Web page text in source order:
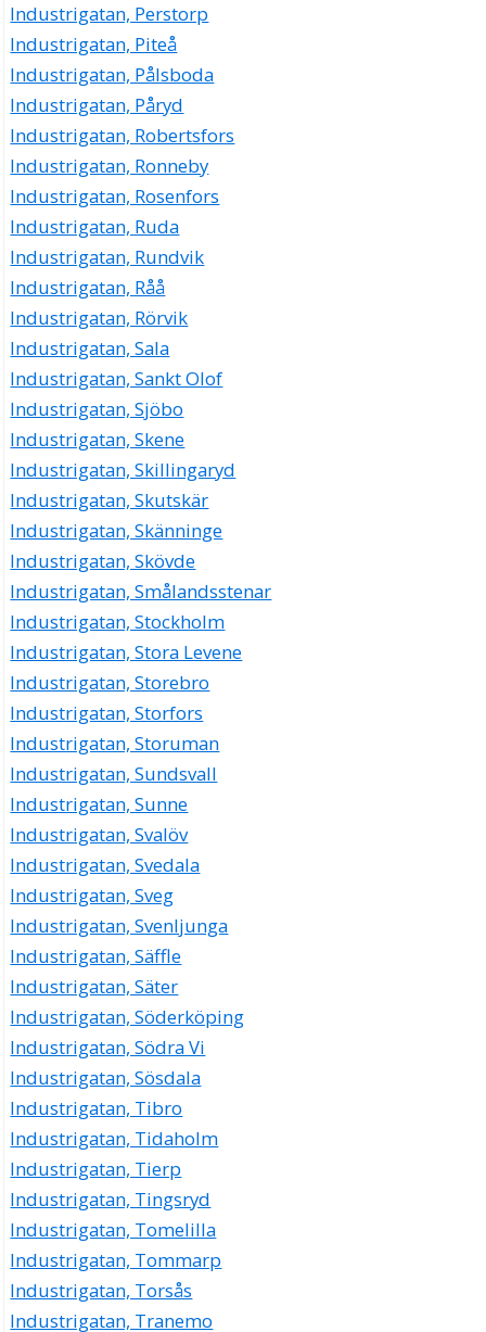
Industrigatan, Perstorp
Industrigatan, Piteå
Industrigatan, Pålsboda
Industrigatan, Påryd
Industrigatan, Robertsfors
Industrigatan, Ronneby
Industrigatan, Rosenfors
Industrigatan, Ruda
Industrigatan, Rundvik
Industrigatan, Råå
Industrigatan, Rörvik
Industrigatan, Sala
Industrigatan, Sankt Olof
Industrigatan, Sjöbo
Industrigatan, Skene
Industrigatan, Skillingaryd
Industrigatan, Skutskär
Industrigatan, Skänninge
Industrigatan, Skövde
Industrigatan, Smålandsstenar
Industrigatan, Stockholm
Industrigatan, Stora Levene
Industrigatan, Storebro
Industrigatan, Storfors
Industrigatan, Storuman
Industrigatan, Sundsvall
Industrigatan, Sunne
Industrigatan, Svalöv
Industrigatan, Svedala
Industrigatan, Sveg
Industrigatan, Svenljunga
Industrigatan, Säffle
Industrigatan, Säter
Industrigatan, Söderköping
Industrigatan, Södra Vi
Industrigatan, Sösdala
Industrigatan, Tibro
Industrigatan, Tidaholm
Industrigatan, Tierp
Industrigatan, Tingsryd
Industrigatan, Tomelilla
Industrigatan, Tommarp
Industrigatan, Torsås
Industrigatan, Tranemo